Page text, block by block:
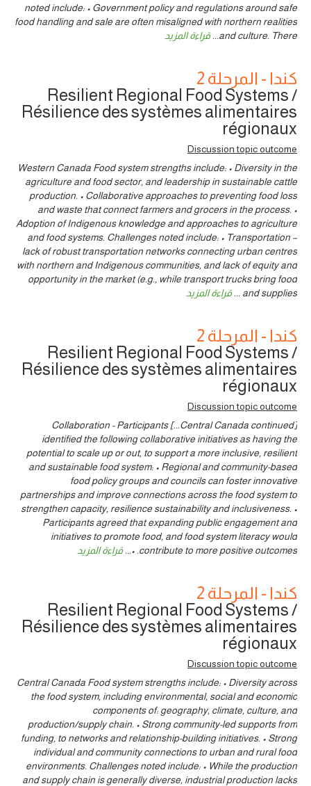
noted include: • Government policy and regulations around safe
food handling and sale are often misaligned with northern realities
and culture. There
... قراءة المزيد
كندا - المرحلة 2
Resilient Regional Food Systems /
Résilience des systèmes alimentaires
régionaux
Discussion topic outcome
Western Canada Food system strengths include: • Diversity in the
agriculture and food sector, and leadership in sustainable cattle
production. • Collaborative approaches to preventing food loss
and waste that connect farmers and grocers in the process. •
Adoption of Indigenous knowledge and approaches to agriculture
and food systems. Challenges noted include: • Transportation –
lack of robust transportation networks connecting urban centres
with northern and Indigenous communities, and lack of equity and
opportunity in the market (e.g., while transport trucks bring food
and supplies
... قراءة المزيد
كندا - المرحلة 2
Resilient Regional Food Systems /
Résilience des systèmes alimentaires
régionaux
Discussion topic outcome
[Central Canada continued...] Collaboration - Participants
identified the following collaborative initiatives as having the
potential to scale up or out, to support a more inclusive, resilient
and sustainable food system: • Regional and community-based
food policy groups and councils can foster innovative
partnerships and improve connections across the food system to
strengthen capacity, resilience sustainability and inclusiveness. •
Participants agreed that expanding public engagement and
initiatives to promote food, and food system literacy would
contribute to more positive outcomes. •
... قراءة المزيد
كندا - المرحلة 2
Resilient Regional Food Systems /
Résilience des systèmes alimentaires
régionaux
Discussion topic outcome
Central Canada Food system strengths include: • Diversity across
the food system, including environmental, social and economic
components of: geography, climate, culture, and
production/supply chain. • Strong community-led supports from
funding, to networks and relationship-building initiatives. • Strong
individual and community connections to urban and rural food
environments. Challenges noted include: • While the production
and supply chain is generally diverse, industrial production lacks